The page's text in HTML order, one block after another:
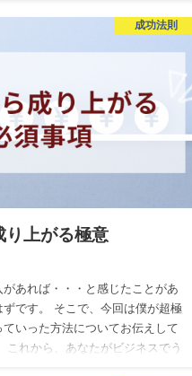
成功法則
り上がる極意
あれば・・・と感じたことがあ
です。 そこで、今回は僕が超極
いった方法についてお伝えして
これから、あなたがビジネスでう